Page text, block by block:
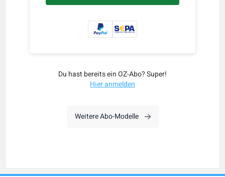
Du hast bereits ein OZ-Abo? Super!
Hier anmelden
Weitere Abo-Modelle